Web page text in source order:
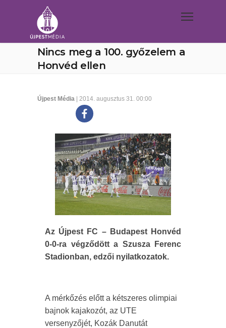
Nincs meg a 100. győzelem a
Honvéd ellen
Újpest Média | 2014. augusztus 31. 00:00
Az Újpest FC – Budapest Honvéd
0-0-ra végződött a Szusza Ferenc
Stadionban, edzői nyilatkozatok.
A mérkőzés előtt a kétszeres olimpiai
bajnok kajakozót, az UTE
versenyzőjét, Kozák Danutát